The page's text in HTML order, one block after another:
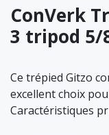
ConVerk
3 tripod 5/
Ce trépied Gitzo
excellent choix
Caractéristiques